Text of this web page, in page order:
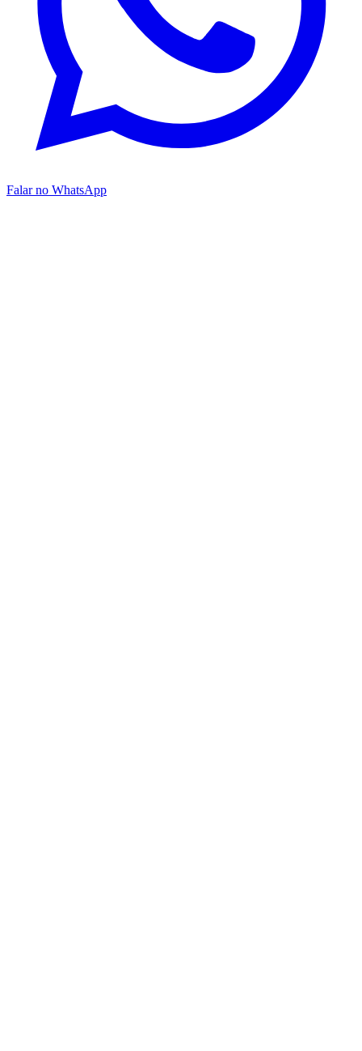
Falar no WhatsApp